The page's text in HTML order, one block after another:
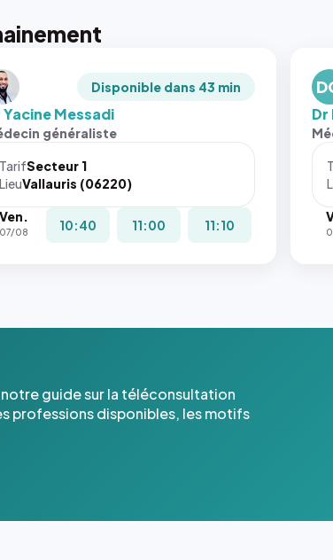
Disponible dans 43 min
Yacine Messadi
généraliste
TarifSecteur 1
LieuVallauris (06220)
Ven.
07/08 10:40 11:00 11:10
Dr
guide sur la téléconsultation
professions disponibles, les motifs